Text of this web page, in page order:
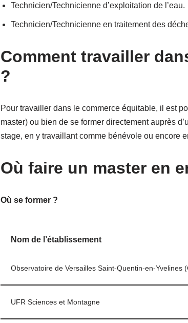
Technicien/Technicienne d’exploitation de l’eau.
Technicien/Technicienne en traitement des
Comment travailler
?
Pour travailler dans le commerce équitable, il est
master) ou bien de se former directement auprès
stage, en y travaillant comme bénévole ou encore
Où faire un master en
Où se former ?
Nom de l’établissement
Observatoire de Versailles Saint-Quentin-en-Yvelines
UFR Sciences et Montagne